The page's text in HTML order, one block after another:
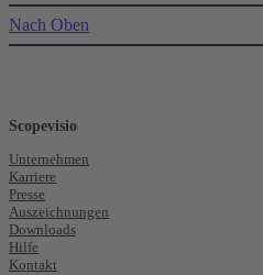
Nach Oben
Scopevisio
Unternehmen
Karriere
Presse
Auszeichnungen
Downloads
Hilfe
Kontakt